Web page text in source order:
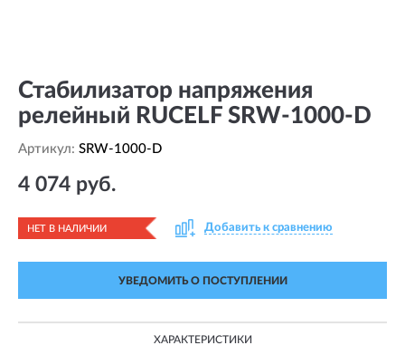
Стабилизатор напряжения
релейный RUCELF SRW-1000-D
Артикул: SRW-1000-D
4 074 руб.
НЕТ В НАЛИЧИИ Добавить к сравнению
УВЕДОМИТЬ О ПОСТУПЛЕНИИ
ХАРАКТЕРИСТИКИ